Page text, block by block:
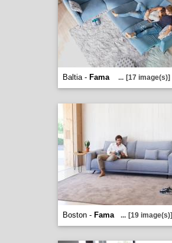
Baltia - Fama ... [17 image(s)]
Boston - Fama ... [19 image(s)]